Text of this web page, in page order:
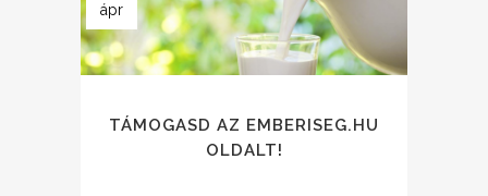
ápr
TÁMOGASD AZ EMBERISEG.HU
OLDALT!